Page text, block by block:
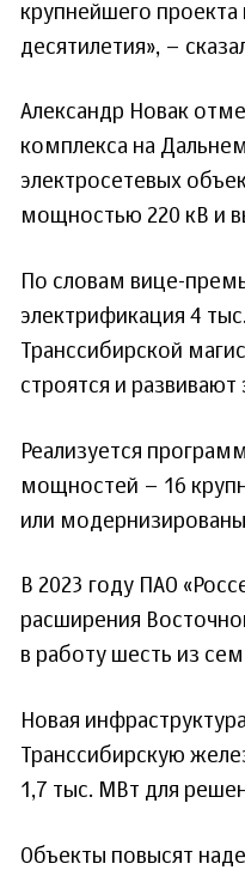
крупнейшего
десятилетия», –
Александр Новак
комплекса на
электросетевых
мощностью 220 кВ и
По словам вице-
электрификация 4
Транссибирской
строятся и
Реализуется
мощностей – 16
или
В 2023 году ПАО
расширения
в работу шесть из
Новая
Транссибирскую
1,7 тыс. МВт для
Объекты повысят